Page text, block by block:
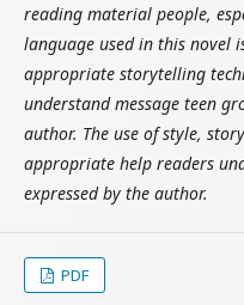
reading material people,
language used in this novel
appropriate storytelling
understand message teen
author. The use of style,
appropriate help readers
expressed by the author.
PDF